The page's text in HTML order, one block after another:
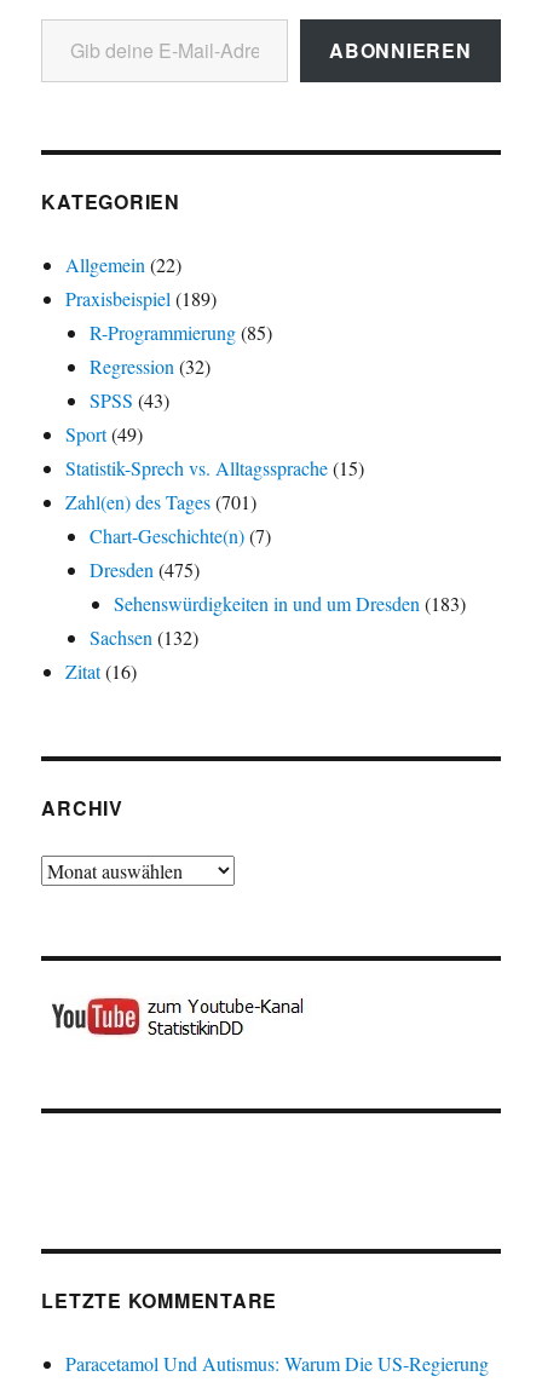
Gib deine E-Mail-Adresse ein ...
ABONNIEREN
KATEGORIEN
Allgemein (22)
Praxisbeispiel (189)
R-Programmierung(85)
Regression (32)
SPSS (43)
Sport(49)
Statistik-Sprech vs. Alltagssprache(15)
Zahl(en) des Tages(701)
Chart-Geschichte(n)(7)
Dresden (475)
Sehenswürdigkeiten in und um Dresden (183)
Sachsen (132)
Zitat(16)
ARCHIV
Archiv
LETZTE KOMMENTARE
Paracetamol Und Autismus: Warum Die US-Regierung